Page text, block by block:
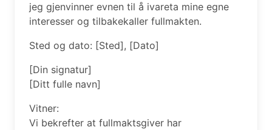
jeg gjenvinner evnen til å ivareta mine egne
interesser og tilbakekaller fullmakten.
Sted og dato: [Sted], [Dato]
[Din signatur]
[Ditt fulle navn]
Vitner:
Vi bekrefter at fullmaktsgiver har